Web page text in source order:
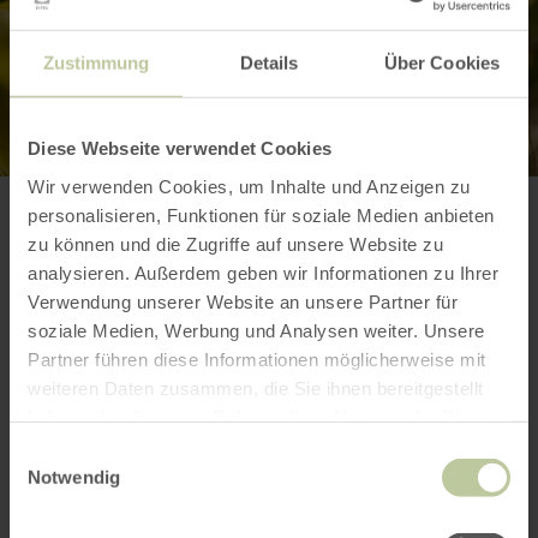
Zustimmung Details Über Cookies
Diese Webseite verwendet Cookies
Wir verwenden Cookies, um Inhalte und Anzeigen zu
personalisieren, Funktionen für soziale Medien anbieten
zu können und die Zugriffe auf unsere Website zu
analysieren. Außerdem geben wir Informationen zu Ihrer
Verwendung unserer Website an unsere Partner für
soziale Medien, Werbung und Analysen weiter. Unsere
Partner führen diese Informationen möglicherweise mit
weiteren Daten zusammen, die Sie ihnen bereitgestellt
Notwendig
Meer informatie
Prijzen
Contactgegevens van de aanbieder